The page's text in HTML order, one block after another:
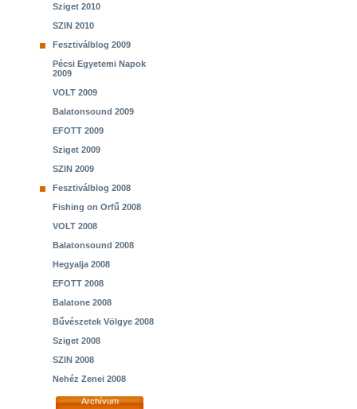
Sziget 2010
SZIN 2010
Fesztiválblog 2009
Pécsi Egyetemi Napok
2009
VOLT 2009
Balatonsound 2009
EFOTT 2009
Sziget 2009
SZIN 2009
Fesztiválblog 2008
Fishing on Orfű 2008
VOLT 2008
Balatonsound 2008
Hegyalja 2008
EFOTT 2008
Balatone 2008
Bűvészetek Völgye 2008
Sziget 2008
SZIN 2008
Nehéz Zenei 2008
Archívum